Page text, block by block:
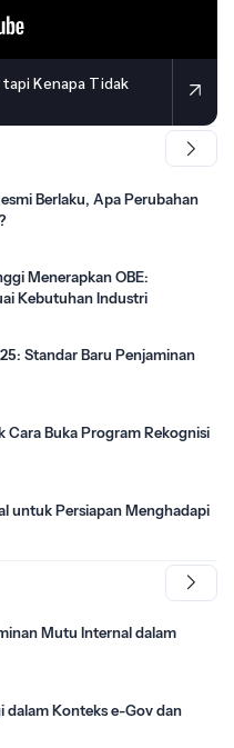
tapi Kenapa Tidak
Berlaku, Apa Perubahan
Menerapkan OBE:
Kebutuhan Industri
Standar Baru Penjaminan
Cara Buka Program Rekognisi
untuk Persiapan Menghadapi
Mutu Internal dalam
dalam Konteks e-Gov dan